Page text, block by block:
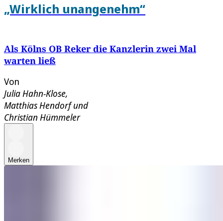
„Wirklich unangenehm“
Als Kölns OB Reker die Kanzlerin zwei Mal
warten ließ
Von
Julia Hahn-Klose,
Matthias Hendorfund
Christian Hümmeler
Merken